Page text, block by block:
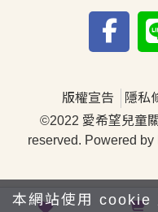
版權宣告 隱私
©2022 愛希望兒童
reserved. Powered
本網站使用 cookie